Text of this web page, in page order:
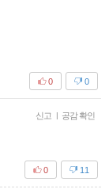
0
0
신고 | 공감 확인
11
0